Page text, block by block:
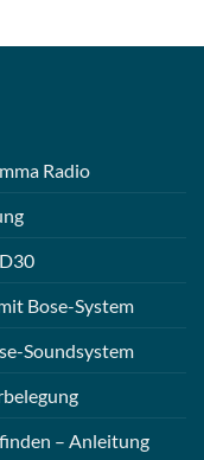
Radio
Bose-System
Soundsystem
– Anleitung